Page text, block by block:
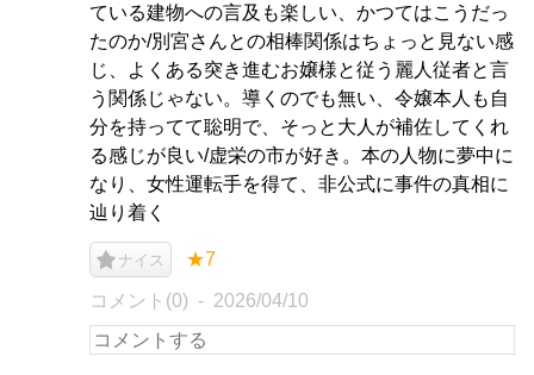
ている建物への言及も楽しい、かつてはこうだっ
たのか/別宮さんとの相棒関係はちょっと見ない感
じ、よくある突き進むお嬢様と従う麗人従者と言
う関係じゃない。導くのでも無い、令嬢本人も自
分を持ってて聡明で、そっと大人が補佐してくれ
る感じが良い/虚栄の市が好き。本の人物に夢中に
なり、女性運転手を得て、非公式に事件の真相に
辿り着く
ナイス ★7
コメント(0) 2026/04/10